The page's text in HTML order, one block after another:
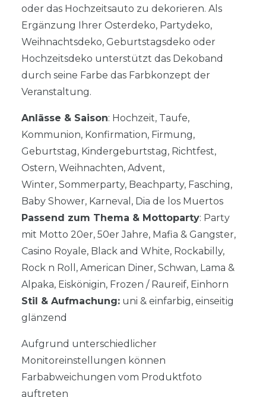
oder das Hochzeitsauto zu dekorieren. Als
Ergänzung Ihrer Osterdeko, Partydeko,
Weihnachtsdeko, Geburtstagsdeko oder
Hochzeitsdeko unterstützt das Dekoband
durch seine Farbe das Farbkonzept der
Veranstaltung.
Anlässe & Saison: Hochzeit, Taufe,
Kommunion, Konfirmation, Firmung,
Geburtstag, Kindergeburtstag, Richtfest,
Ostern, Weihnachten, Advent,
Winter, Sommerparty, Beachparty, Fasching,
Baby Shower, Karneval, Dia de los Muertos
Passend zum Thema & Mottoparty: Party
mit Motto 20er, 50er Jahre, Mafia & Gangster,
Casino Royale, Black and White, Rockabilly,
Rock n Roll, American Diner, Schwan, Lama &
Alpaka, Eiskönigin, Frozen / Raureif, Einhorn
Stil & Aufmachung: uni & einfarbig, einseitig
glänzend
Aufgrund unterschiedlicher
Monitoreinstellungen können
Farbabweichungen vom Produktfoto
auftreten